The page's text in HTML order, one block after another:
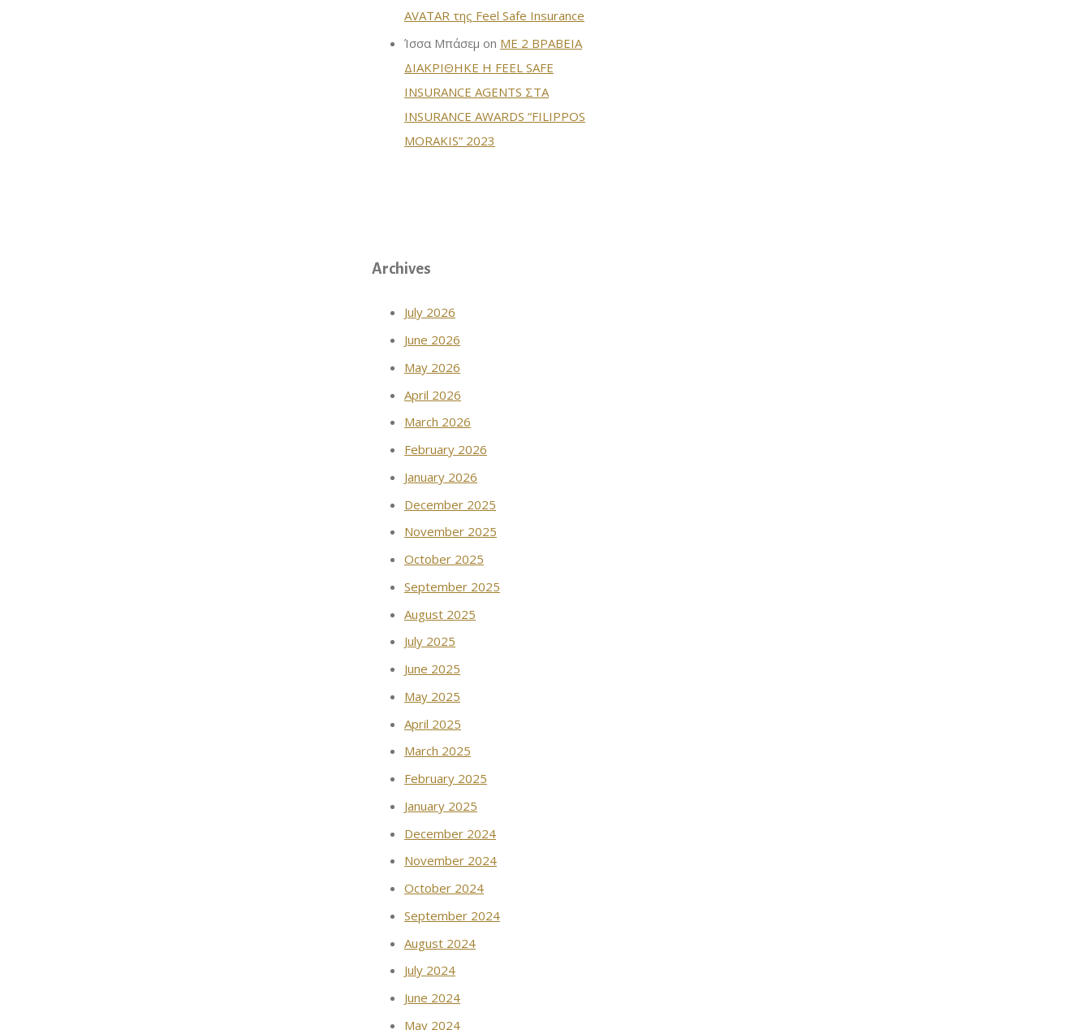
AVATAR της Feel Safe Insurance
Ίσσα Μπάσεμ on ΜΕ 2 ΒΡΑΒΕΙΑ
ΔΙΑΚΡΙΘΗΚΕ Η FEEL SAFE
INSURANCE AGENTS ΣΤΑ
INSURANCE AWARDS “FILIPPOS
MORAKIS” 2023
Archives
July 2026
June 2026
May 2026
April 2026
March 2026
February 2026
January 2026
December 2025
November 2025
October 2025
September 2025
August 2025
July 2025
June 2025
May 2025
April 2025
March 2025
February 2025
January 2025
December 2024
November 2024
October 2024
September 2024
August 2024
July 2024
June 2024
May 2024